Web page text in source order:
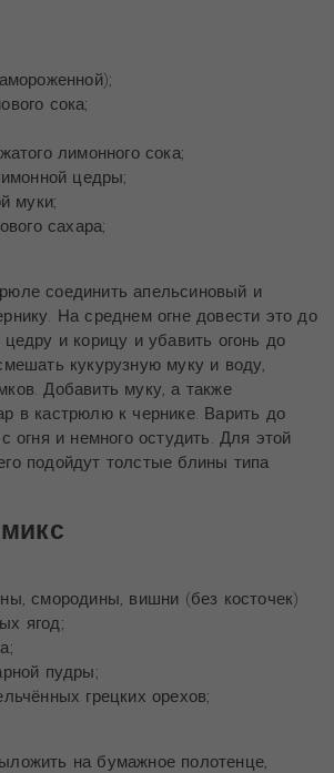
сока;
лимонного сока;
цедры;
муки;
сахара;
соединить апельсиновый и
На среднем огне довести это до
цедру и корицу и убавить огонь до
кукурузную муку и воду,
Добавить муку, а также
в кастрюлю к чернике. Варить до
огня и немного остудить. Для этой
подойдут толстые блины типа
смородины, вишни (без косточек)
ягод;
пудры;
грецких орехов;
на бумажное полотенце,